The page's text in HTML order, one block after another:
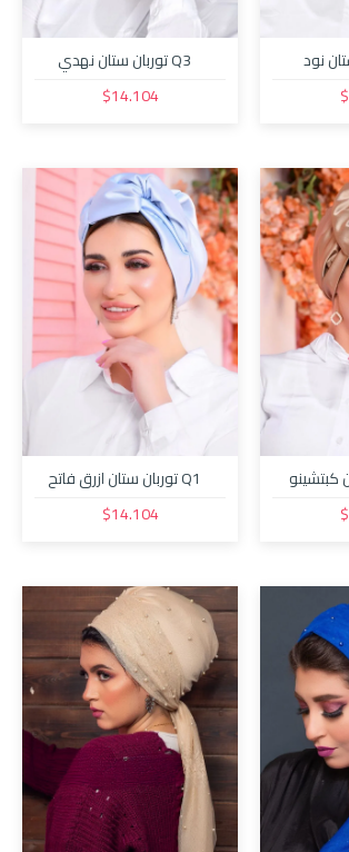
Q3 توربان ستان نهدي
$14.104
Q1 توربان ستان ازرق فاتح
$14.104